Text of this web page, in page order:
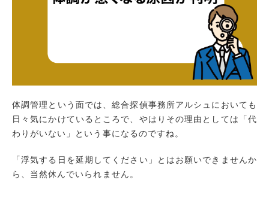
体調管理という面では、総合探偵事務所アルシュにおいても
日々気にかけているところで、やはりその理由としては「代
わりがいない」という事になるのですね。
「浮気する日を延期してください」とはお願いできませんか
ら、当然休んでいられません。